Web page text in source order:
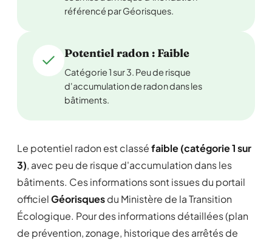
référencé par Géorisques.
Potentiel radon : Faible
Catégorie 1 sur 3. Peu de risque
d'accumulation de radon dans les
bâtiments.
Le potentiel radon est classéfaible (catégorie 1 sur
3), avec peu de risque d'accumulation dans les
bâtiments. Ces informations sont issues du portail
officielGéorisquesdu Ministère de la Transition
Écologique. Pour des informations détaillées (plan
de prévention, zonage, historique des arrêtés de